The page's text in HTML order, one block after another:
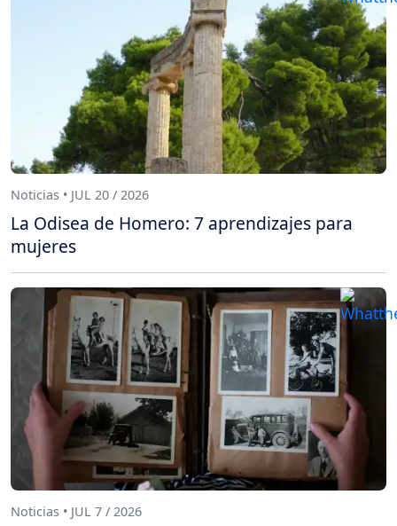
Noticias • JUL 20 / 2026
La Odisea de Homero: 7 aprendizajes para
mujeres
Noticias • JUL 7 / 2026